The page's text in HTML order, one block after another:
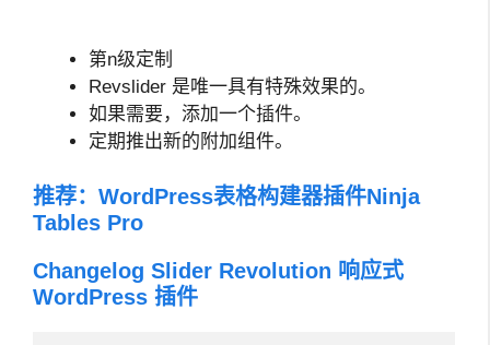
第n级定制
Revslider 是唯一具有特殊效果的。
如果需要，添加一个插件。
定期推出新的附加组件。
推荐： WordPress表格构建器插件Ninja
Tables Pro
Changelog Slider Revolution 响应式
WordPress 插件